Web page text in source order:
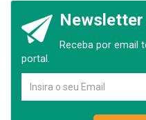
Receba por email
portal.